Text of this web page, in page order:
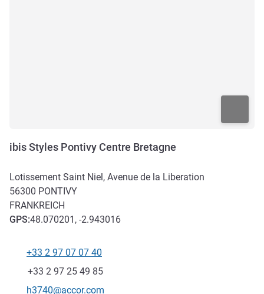
ibis Styles Pontivy Centre Bretagne
Lotissement Saint Niel, Avenue de la Liberation
56300 PONTIVY
FRANKREICH
GPS:48.070201, -2.943016
+33 2 97 07 07 40
Fax
+33 2 97 25 49 85
Kontakt-E-Mail
h3740@accor.com